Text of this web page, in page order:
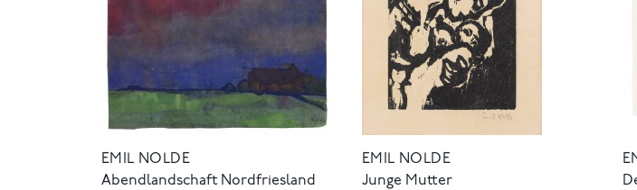
EMIL NOLDE
Abendlandschaft Nordfriesland
EMIL NOLDE
Junge Mutter